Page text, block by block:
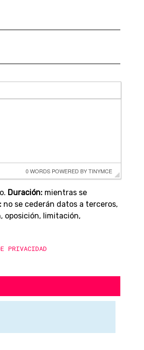
0 WORDS POWERED BY TINYMCE
Duración: mientras se
no se cederán datos a terceros,
oposición, limitación,
PRIVACIDAD